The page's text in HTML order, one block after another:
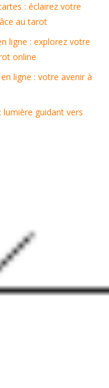
: éclairez votre
au tarot
ligne : explorez votre
online
ligne : votre avenir à
lumière guidant vers